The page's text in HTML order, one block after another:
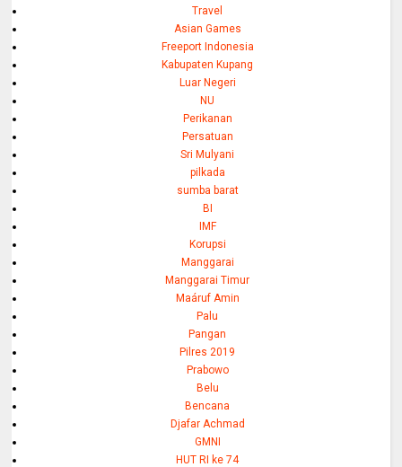
Travel
Asian Games
Freeport Indonesia
Kabupaten Kupang
Luar Negeri
NU
Perikanan
Persatuan
Sri Mulyani
pilkada
sumba barat
BI
IMF
Korupsi
Manggarai
Manggarai Timur
Maáruf Amin
Palu
Pangan
Pilres 2019
Prabowo
Belu
Bencana
Djafar Achmad
GMNI
HUT RI ke 74